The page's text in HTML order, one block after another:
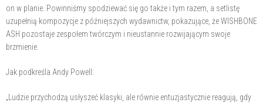
on w planie. Powinniśmy spodziewać się go także i tym razem, a setlistę
uzupełnią kompozycje z późniejszych wydawnictw, pokazujące, że WISHBONE
ASH pozostaje zespołem twórczym i nieustannie rozwijającym swoje
brzmienie.
Jak podkreśla Andy Powell:
„Ludzie przychodzą usłyszeć klasyki, ale równie entuzjastycznie reagują, gdy